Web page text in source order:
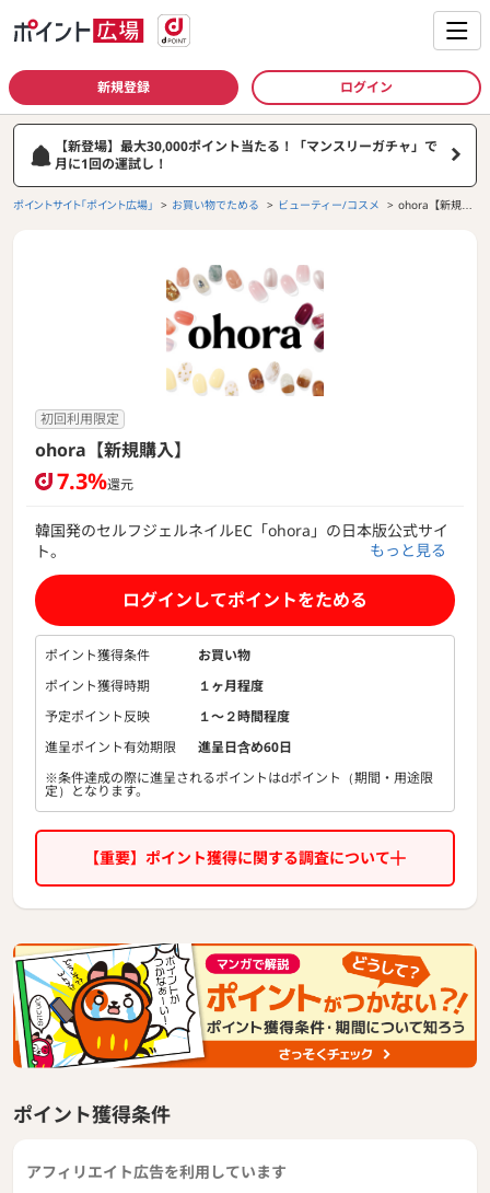
新規登録 ログイン
【新登場】最大30,000ポイント当たる！「マンスリーガチャ」で
月に1回の運試し！
ポイントサイト「ポイント広場」 お買い物でためる ビューティー/コスメ
ohora【新規購
初回利用限定
ohora【新規購入】
7.3%還元
韓国発のセルフジェルネイルEC「ohora」の日本版公式サイ
ト。
独自に開発した新素材『セミキュアジェル』を使用。
実際のネイル用液状ジェルを約60％を硬化したセルフジェル
ネイルで、この独自の技術は日本、韓国、中国、アメリカ、
ヨーロッパにて特許が登録されています。※仕上げにはジェ
ルランプが必要です
ohora オホーラ ネイル ネイルシール ジェルネイル
もっと見る
ログインしてポイントをためる
ポイント獲得条件
お買い物
ポイント獲得時期
１ヶ月程度
予定ポイント反映
１〜２時間程度
進呈ポイント有効期限
進呈日含め60日
※条件達成の際に進呈されるポイントはdポイント（期間・用途限
定）となります。
【重要】ポイント獲得に関する調査について
ポイント獲得条件
アフィリエイト広告を利用しています